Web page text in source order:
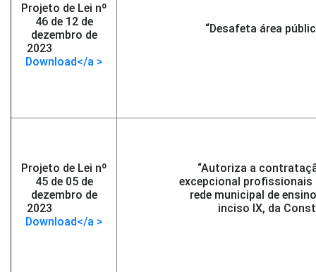
Projeto de Lei nº
46 de 12 de
dezembro de
2023
Download</a >
“Desafeta área
Projeto de Lei nº
45 de 05 de
dezembro de
2023
Download</a >
“Autoriza a
excepcional profissionais
rede municipal de
inciso IX, da